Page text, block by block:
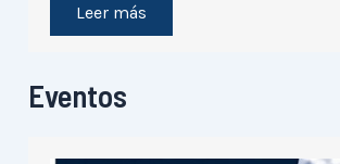
Leer más
Eventos